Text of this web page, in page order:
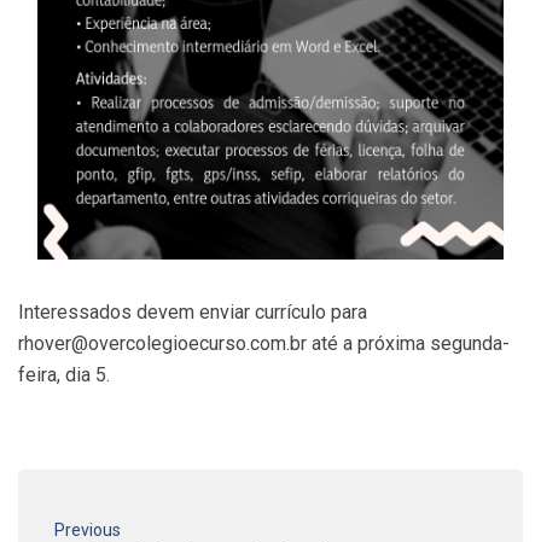
Interessados devem enviar currículo para
rhover@overcolegioecurso.com.br até a próxima segunda-
feira, dia 5.
Previous